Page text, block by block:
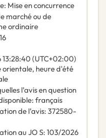
: Mise en concurrence
marché ou de
ordinaire
16
13:28:40 (UTC+02:00)
orientale, heure d'été
l’avis en question
: français
de l’avis: 372580-
au JO S: 103/2026